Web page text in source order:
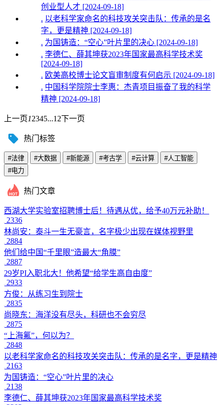
创业型人才 [2024-09-18]
. 以老科学家命名的科技攻关突击队：传承的是名
字，更是精神 [2024-09-18]
. 为国铸造：“空心”叶片里的决心 [2024-09-18]
. 李德仁、薛其坤获2023年国家最高科学技术奖
[2024-09-18]
. 欧美高校博士论文盲审制度有何启示 [2024-09-18]
. 中国科学院院士李惠：杰青项目振奋了我的科学
精神 [2024-09-18]
上一页12345...12下一页
热门标签
#法律 #大数据 #新能源 #考古学 #云计算
#人工智能
#电力
热门文章
西湖大学实验室招聘博士后！待遇从优，给予40万元补助！
2336
林尚安：泰斗一生无豪言，名字极少出现在媒体视野里
2884
他们给中国“千里眼”造最大“角膜”
2887
29岁PI入职北大！他希望“给学生高自由度”
2933
方俊：从练习生到院士
2835
尚晓东：海洋没有尽头，科研也不会穷尽
2875
“上海氟”，何以为？
2848
以老科学家命名的科技攻关突击队：传承的是名字，更是精神
2163
为国铸造：“空心”叶片里的决心
2138
李德仁、薛其坤获2023年国家最高科学技术奖